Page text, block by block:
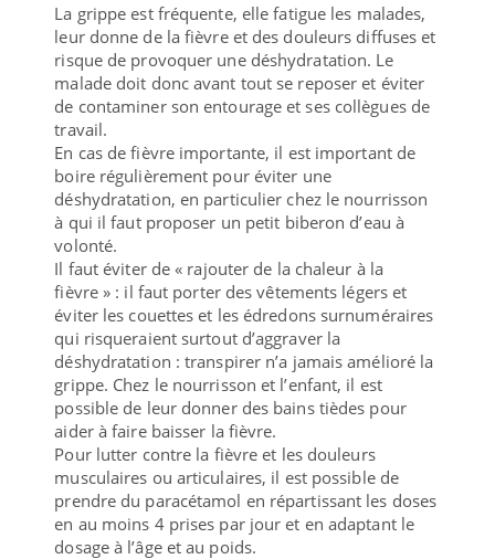
La grippe est fréquente, elle fatigue les malades,
leur donne de la fièvre et des douleurs diffuses et
risque de provoquer une déshydratation. Le
malade doit donc avant tout se reposer et éviter
de contaminer son entourage et ses collègues de
travail.
En cas de fièvre importante, il est important de
boire régulièrement pour éviter une
déshydratation, en particulier chez le nourrisson
à qui il faut proposer un petit biberon d’eau à
volonté.
Il faut éviter de « rajouter de la chaleur à la
fièvre » : il faut porter des vêtements légers et
éviter les couettes et les édredons surnuméraires
qui risqueraient surtout d’aggraver la
déshydratation : transpirer n’a jamais amélioré la
grippe. Chez le nourrisson et l’enfant, il est
possible de leur donner des bains tièdes pour
aider à faire baisser la fièvre.
Pour lutter contre la fièvre et les douleurs
musculaires ou articulaires, il est possible de
prendre du paracétamol en répartissant les doses
en au moins 4 prises par jour et en adaptant le
dosage à l’âge et au poids.